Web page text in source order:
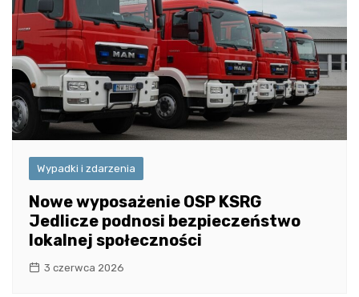
Wypadki i zdarzenia
Nowe wyposażenie OSP KSRG
Jedlicze podnosi bezpieczeństwo
lokalnej społeczności
3 czerwca 2026